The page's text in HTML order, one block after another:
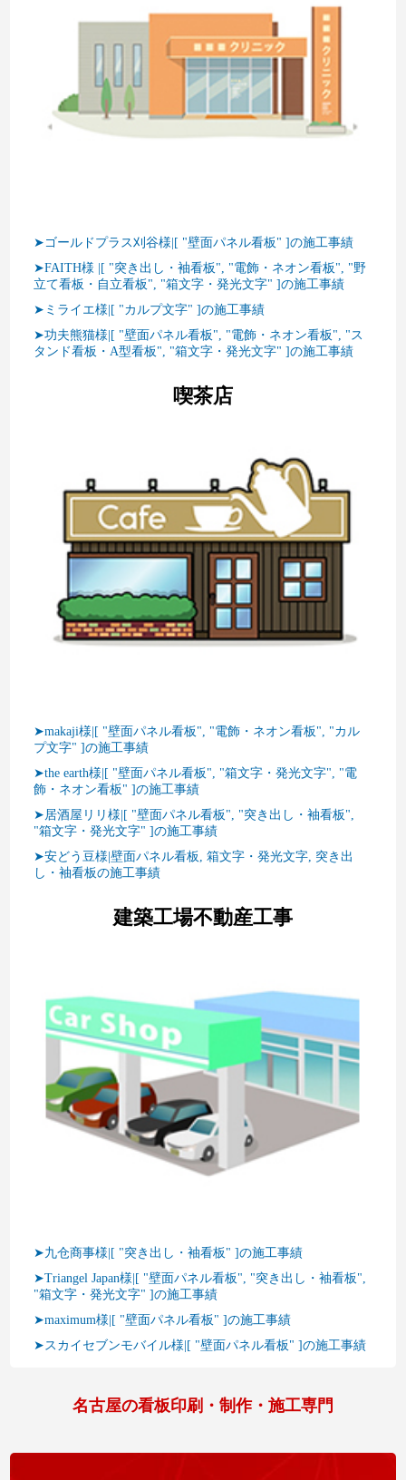
➤ゴールドプラス刈谷様|[ "壁面パネル看板" ]の施工事績
➤FAITH様 |[ "突き出し・袖看板", "電飾・ネオン看板", "野
立て看板・自立看板", "箱文字・発光文字" ]の施工事績
➤ミライエ様|[ "カルプ文字" ]の施工事績
➤功夫熊猫様|[ "壁面パネル看板", "電飾・ネオン看板", "ス
タンド看板・A型看板", "箱文字・発光文字" ]の施工事績
喫茶店
➤makaji様|[ "壁面パネル看板", "電飾・ネオン看板", "カル
プ文字" ]の施工事績
➤the earth様|[ "壁面パネル看板", "箱文字・発光文字", "電
飾・ネオン看板" ]の施工事績
➤居酒屋リリ様|[ "壁面パネル看板", "突き出し・袖看板",
"箱文字・発光文字" ]の施工事績
➤安どう豆様|壁面パネル看板, 箱文字・発光文字, 突き出
し・袖看板の施工事績
建築工場不動産工事
➤九仓商事様|[ "突き出し・袖看板" ]の施工事績
➤Triangel Japan様|[ "壁面パネル看板", "突き出し・袖看板",
"箱文字・発光文字" ]の施工事績
➤maximum様|[ "壁面パネル看板" ]の施工事績
➤スカイセブンモバイル様|[ "壁面パネル看板" ]の施工事績
名古屋の看板印刷・制作・施工専門